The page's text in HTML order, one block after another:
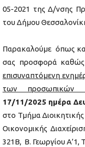
05-2021 της Δ/νσης
του Δήμου
Παρακαλούμε όπως
σας προσφορά καθώς
επισυναπτόμενη
των προσωπικών
17/11/2025 ημέρα
στο Τμήμα
Οικονομικής
321Β, Β. Γεωργίου Α’1,